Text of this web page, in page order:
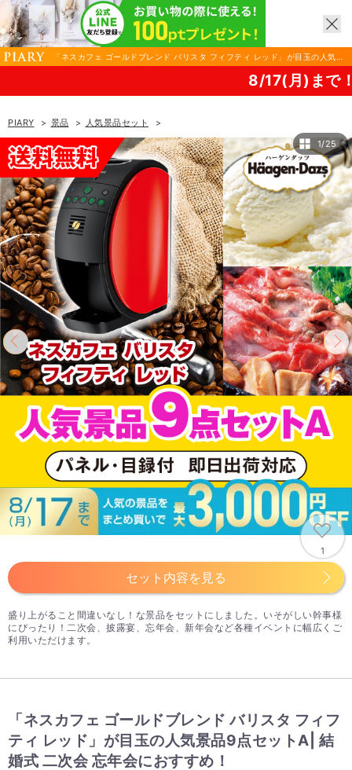
「ネスカフェ ゴールドブレンド バリスタ フィフティ レッド」が目玉の人気景
品9点セットA| 結婚式 二次会 忘年会におすすめ！|景品ならPIARY（ピアリ
8/17(月)まで！PIARY 夏祭り
PIARY 景品
人気景品セット
「ネスカフェ ゴールドブレンド バリスタ フィフティ レッド」が目玉の人気景品9
1/25
1
セット内容を見る
盛り上がること間違いなし！な景品をセットにしました。いそがしい幹事様
にぴったり！二次会、披露宴、忘年会、新年会など各種イベントに幅広くご
利用いただけます。
「ネスカフェ ゴールドブレンド バリスタ フィフ
ティ レッド」が目玉の人気景品9点セットA| 結
婚式 二次会 忘年会におすすめ！